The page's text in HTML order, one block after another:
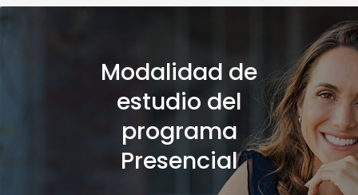
Modalidad de
estudio del
programa
Presencial